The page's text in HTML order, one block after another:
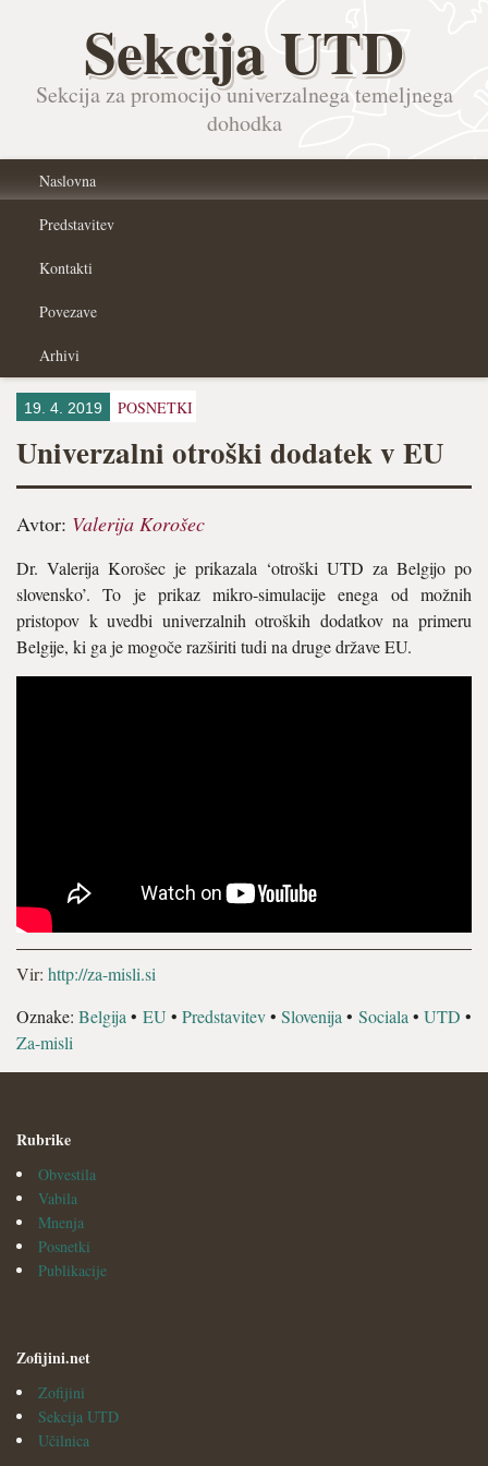
Sekcija UTD
Sekcija za promocijo univerzalnega temeljnega
dohodka
Naslovna
Predstavitev
Kontakti
Povezave
Arhivi
19. 4. 2019 POSNETKI
Univerzalni otroški dodatek v EU
Avtor: Valerija Korošec
Dr. Valerija Korošec je prikazala ‘otroški UTD za Belgijo po
slovensko’. To je prikaz mikro-simulacije enega od možnih
pristopov k uvedbi univerzalnih otroških dodatkov na primeru
Belgije, ki ga je mogoče razširiti tudi na druge države EU.
Vir: http://za-misli.si
Oznake:Belgija • EU • Predstavitev•Slovenija • Sociala • UTD •
Za-misli
Rubrike
Obvestila
Vabila
Mnenja
Posnetki
Publikacije
Zofijini.net
Zofijini
Sekcija UTD
Učilnica